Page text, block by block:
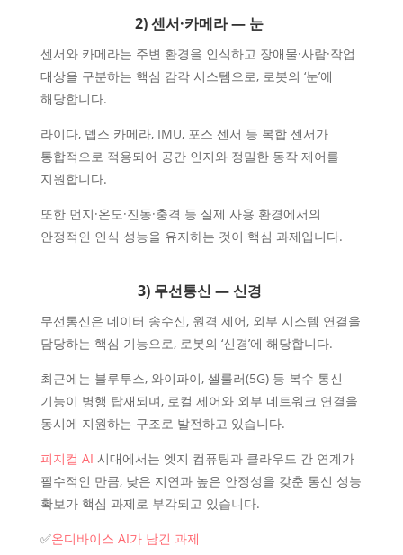
2) 센서·카메라 — 눈
센서와 카메라는 주변 환경을 인식하고 장애물·사람·작업
대상을 구분하는 핵심 감각 시스템으로, 로봇의 ‘눈’에
해당합니다.
라이다, 뎁스 카메라, IMU, 포스 센서 등 복합 센서가
통합적으로 적용되어 공간 인지와 정밀한 동작 제어를
지원합니다.
또한 먼지·온도·진동·충격 등 실제 사용 환경에서의
안정적인 인식 성능을 유지하는 것이 핵심 과제입니다.
3) 무선통신 — 신경
무선통신은 데이터 송수신, 원격 제어, 외부 시스템 연결을
담당하는 핵심 기능으로, 로봇의 ‘신경’에 해당합니다.
최근에는 블루투스, 와이파이, 셀룰러(5G) 등 복수 통신
기능이 병행 탑재되며, 로컬 제어와 외부 네트워크 연결을
동시에 지원하는 구조로 발전하고 있습니다.
피지컬 AI 시대에서는 엣지 컴퓨팅과 클라우드 간 연계가
필수적인 만큼, 낮은 지연과 높은 안정성을 갖춘 통신 성능
확보가 핵심 과제로 부각되고 있습니다.
✅온디바이스 AI가 남긴 과제